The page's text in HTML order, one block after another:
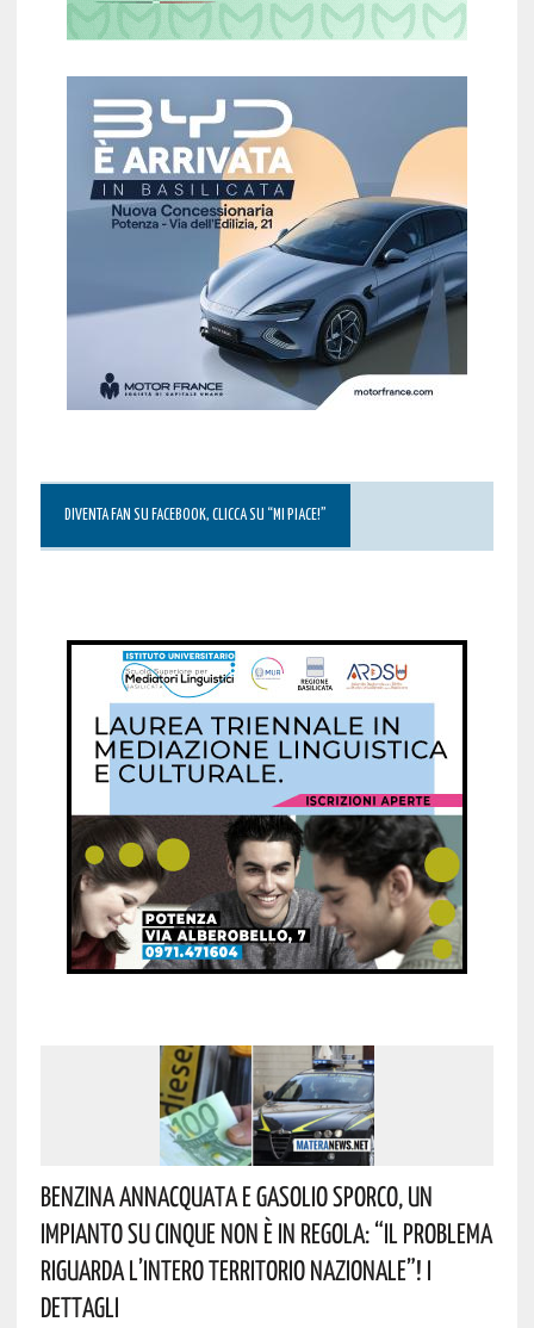
DIVENTA FAN SU FACEBOOK, CLICCA SU “MI PIACE!”
Benzina Annacquata E Gasolio Sporco, Un
Impianto Su Cinque Non È In Regola: “il Problema
Riguarda L’intero Territorio Nazionale”! I
Dettagli